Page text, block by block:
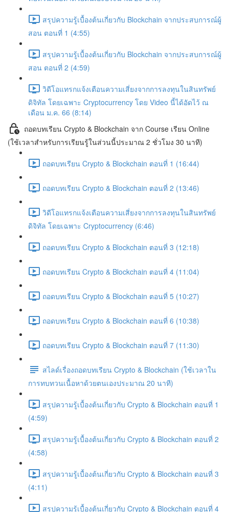
สรุปความรู้เบื้องต้นเกี่ยวกับ Blockchain จากประสบการณ์ผู้
สอน ตอนที่ 1 (4:55)
สรุปความรู้เบื้องต้นเกี่ยวกับ Blockchain จากประสบการณ์ผู้
สอน ตอนที่ 2 (4:59)
วิดีโอแทรกแจ้งเตือนความเสี่ยงจากการลงทุนในสินทรัพย์
ดิจิทัล โดยเฉพาะ Cryptocurrency โดย Video นี้ได้อัดไว้ ณ
เดือน ม.ค. 66 (8:14)
ถอดบทเรียน Crypto & Blockchain จาก Course เรียน Online
(ใช้เวลาสำหรับการเรียนรู้ในส่วนนี้ประมาณ 2 ชั่วโมง 30 นาที)
ถอดบทเรียน Crypto & Blockchain ตอนที่ 1 (16:44)
ถอดบทเรียน Crypto & Blockchain ตอนที่ 2 (13:46)
วิดีโอแทรกแจ้งเตือนความเสี่ยงจากการลงทุนในสินทรัพย์
ดิจิทัล โดยเฉพาะ Cryptocurrency (6:46)
ถอดบทเรียน Crypto & Blockchain ตอนที่ 3 (12:18)
ถอดบทเรียน Crypto & Blockchain ตอนที่ 4 (11:04)
ถอดบทเรียน Crypto & Blockchain ตอนที่ 5 (10:27)
ถอดบทเรียน Crypto & Blockchain ตอนที่ 6 (10:38)
ถอดบทเรียน Crypto & Blockchain ตอนที่ 7 (11:30)
สไลด์เรื่องถอดบทเรียน Crypto & Blockchain (ใช้เวลาใน
การทบทวนเนื้อหาด้วยตนเองประมาณ 20 นาที)
สรุปความรู้เบื้องต้นเกี่ยวกับ Crypto & Blockchain ตอนที่ 1
(4:59)
สรุปความรู้เบื้องต้นเกี่ยวกับ Crypto & Blockchain ตอนที่ 2
(4:58)
สรุปความรู้เบื้องต้นเกี่ยวกับ Crypto & Blockchain ตอนที่ 3
(4:11)
สรุปความรู้เบื้องต้นเกี่ยวกับ Crypto & Blockchain ตอนที่ 4